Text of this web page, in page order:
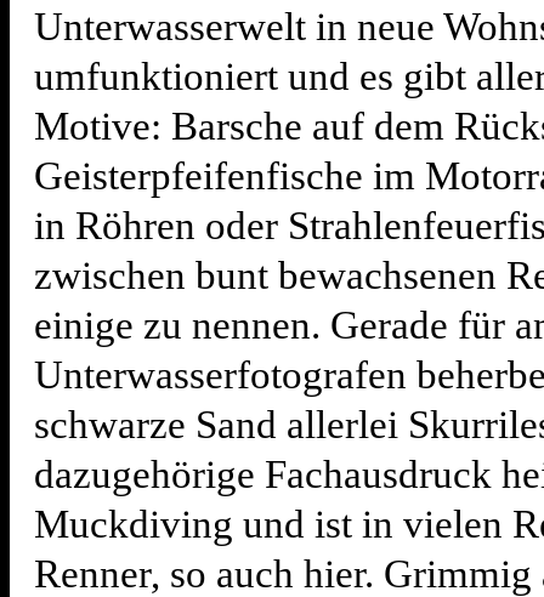
Unterwasserwelt in neue
umfunktioniert und es gibt
Motive: Barsche auf dem
Geisterpfeifenfische im
in Röhren oder
zwischen bunt bewachsenen
einige zu nennen. Gerade für
Unterwasserfotografen
schwarze Sand allerlei
dazugehörige Fachausdruck
Muckdiving und ist in vielen
Renner, so auch hier. Grimmig